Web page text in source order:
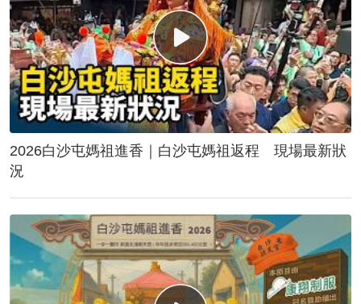
2026白沙屯媽祖進香｜白沙屯媽祖返程 現場最新狀
況